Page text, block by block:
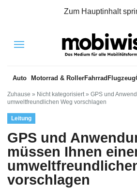
Zum Hauptinhalt
Menu
Auto Motorrad & RollerFahrrad Flugzeug
Zuhause » Nicht kategorisiert » GPS und
umweltfreundlichen Weg vorschlagen
Leitung
GPS und
müssen Ihnen
vorschlagen